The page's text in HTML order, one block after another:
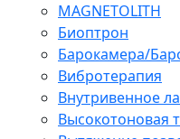
MAGNETOLITH
Биоптрон
Барокамера/
Вибротерапия
Внутривенное
Высокотоновая